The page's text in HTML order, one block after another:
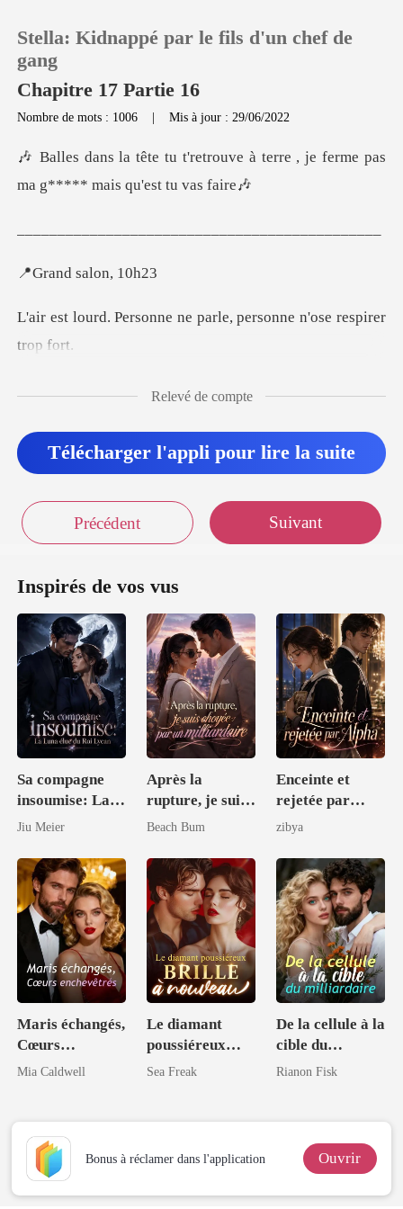
Recharger
Historique
Télécharger l'appli
Stella: Kidnappé par le fils d'un chef de
gang
Chapitre 17 Partie 16
Nombre de mots : 1006 |Mis à jour : 29/06/2022
ouve à terre , je ferme pas
ma g
d salo
ne ne parle, personne n
ne au centre, assis sur le
Relevé de compte
Télécharger l'appli pour lire la suite
Précédent Suivant
Inspirés de vos vus
Sa compagne
insoumise: La
Luna élue du
Jiu Meier
Après la
rupture, je suis
choyée par un
Beach Bum
Enceinte et
rejetée par
Alpha
zibya
Maris échangés,
Cœurs
enchevêtrés
Mia Caldwell
Le diamant
poussiéreux
brille à nouveau
Sea Freak
De la cellule à la
cible du
milliardaire
Rianon Fisk
Bonus à réclamer dans l'application Ouvrir